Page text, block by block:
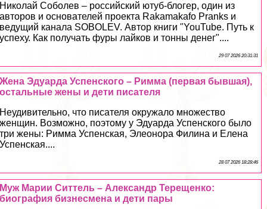
Николай Соболев – российский ютуб-блогер, один из
авторов и основателей проекта Rakamakafo Pranks и
ведущий канала SOBOLEV. Автор книги "YouTube. Путь к
успеху. Как получать фуры лайков и тонны денег"....
29 07 2026 20:31:31
Жена Эдуарда Успенского – Римма (первая бывшая),
остальные жены и дети писателя
Неудивительно, что писателя окружало множество
женщин. Возможно, поэтому у Эдуарда Успенского было
три жены: Римма Успенская, Элеонора Филина и Елена
Успенская....
28 07 2026 18:28:46
Муж Марии Ситтель – Александр Терещенко:
биография бизнесмена и дети пары